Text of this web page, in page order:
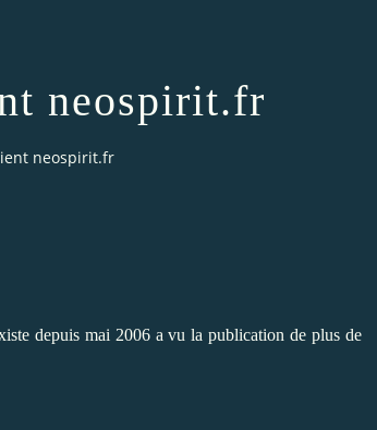
neospirit.fr
neospirit.fr
depuis mai 2006 a vu la publication de plus de